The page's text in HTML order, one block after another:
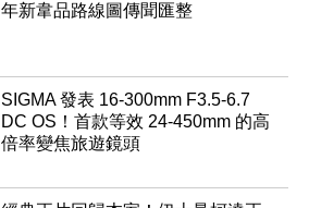
年新韋品路線圖傳聞匯整
SIGMA 發表 16-300mm F3.5-6.7
DC OS！首款等效 24-450mm 的高
倍率變焦旅遊鏡頭